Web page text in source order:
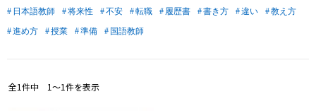
日本語教師 将来性 不安 転職 履歴書 書き方 違い
教え方
進め方
授業 準備 国語教師
全1件中 1〜1件を表示